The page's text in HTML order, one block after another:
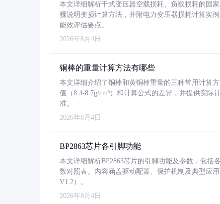
本文详细解析干式变压器空载损耗、负载损耗的国
骤说明变损计算方法，并附电力变压器损耗计算实
能效评估要点。
2026年8月4日
铜棒的重量计算方法有哪些
本文详细介绍了铜棒和黄铜棒重量的三种常用计算
值（8.4-8.7g/cm³）和计算公式的差异，并提供实
准。
2026年8月4日
BP2863芯片各引脚功能
本文详细解析BP2863芯片的引脚功能及参数，包
数对照表。内容涵盖驱动配置、保护机制及典型应
V1.2）。
2026年8月4日